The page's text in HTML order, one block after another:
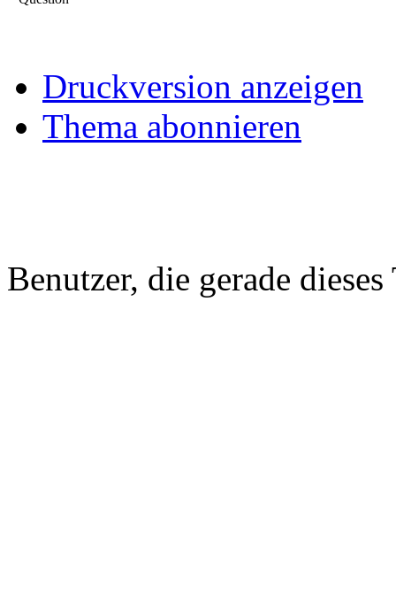
Druckversion anzeigen
Thema abonnieren
Benutzer, die gerade